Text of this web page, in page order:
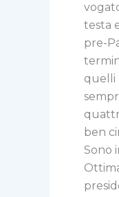
testa
pre-
quelli
ben
Sono